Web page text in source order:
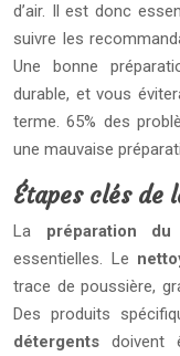
d’air. Il est donc
suivre les
Une bonne
durable, et vous
terme. 65% des
une mauvaise
Étapes clés de
La préparation
essentielles. Le
trace de poussière,
Des produits
détergentsdoivent